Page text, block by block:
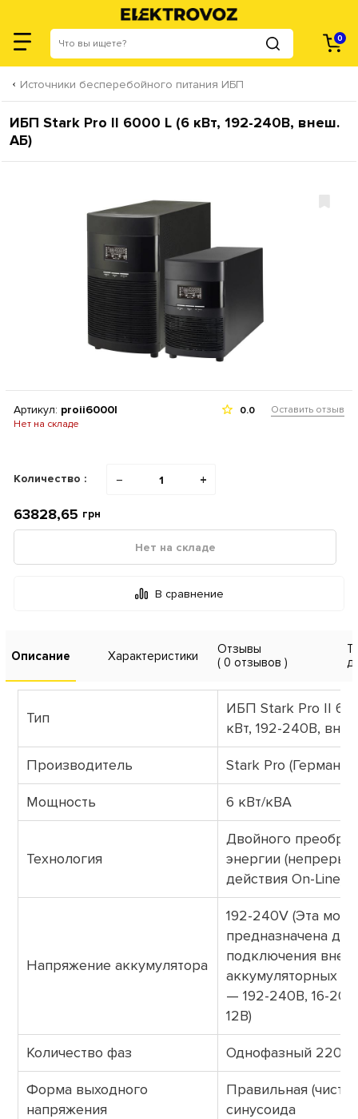
0
Источники бесперебойного питания ИБП
ИБП Stark Pro II 6000 L (6 кВт, 192-240В, внеш.
АБ)
Артикул: proii6000l
Нет на складе
0.0 Оставить отзыв
Количество : − +
63828,65 грн
Нет на складе
В сравнение
Описание Характеристики
Отзывы
( 0 отзывов )
Тип
ИБП Stark Pro II
кВт, 192-240В,
Производитель Stark Pro (Германия)
Мощность 6 кВт/кВА
Технология
Двойного
энергии
действия On-Line)
Напряжение аккумулятора
192-240V (Эта
предназначена для
подключения
аккумуляторных
— 192-240В, 16-
12В)
Количество фаз Однофазный 220 В
Форма выходного
напряжения
Правильная
синусоида